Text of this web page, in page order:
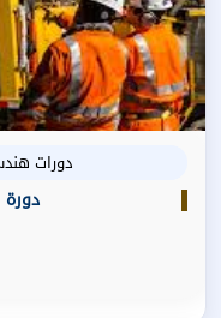
دورات
دورة